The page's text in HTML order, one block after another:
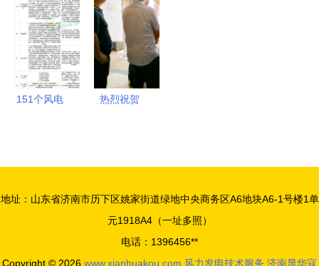
级工程，可
供人类用电
10万年
151个风电
广纳英才
热烈祝贺
技术协作网
第十二届年
会成功召开
地址：山东省济南市历下区姚家街道绿地中央商务区A6地块A6-1号楼1单
元1918A4（一址多照）
电话：1396456**
Copyright © 2026 www.xianhuakou.com 风力发电技术服务 济南显华寇